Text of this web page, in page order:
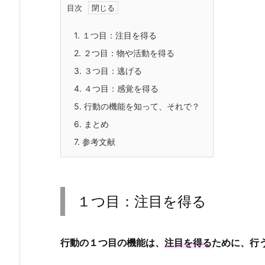
目次
1. １つ目：注目を得る
2. ２つ目：物や活動を得る
3. ３つ目：逃げる
4. ４つ目：感覚を得る
5. 行動の機能を知って、それで？
6. まとめ
7. 参考文献
１つ目：注目を得る
行動の１つ目の機能は、 注目を得るために、行